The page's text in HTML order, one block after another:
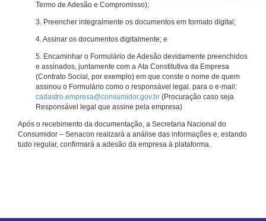
Termo de Adesão e Compromisso);
3. Preencher integralmente os documentos em formato digital;
4. Assinar os documentos digitalmente; e
5. Encaminhar o Formulário de Adesão devidamente preenchidos
e assinados, juntamente com a Ata Constitutiva da Empresa
(Contrato Social, por exemplo) em que conste o nome de quem
assinou o Formulário como o responsável legal. para o e-mail:
cadastro.empresa@consumidor.gov.br (Procuração caso seja
Responsável legal que assine pela empresa)
Após o recebimento da documentação, a Secretaria Nacional do
Consumidor – Senacon realizará a análise das informações e, estando
tudo regular, confirmará a adesão da empresa à plataforma.